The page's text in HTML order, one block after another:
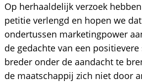
Op herhaaldelijk verzoek
petitie verlengd en hopen we
ondertussen marketingpower
de gedachte van een
breder onder de aandacht te
de maatschappij zich niet door